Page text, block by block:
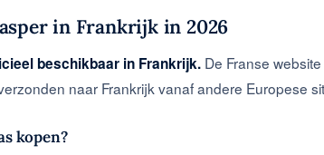
in Frankrijk in 2026
beschikbaar in Frankrijk. De Franse
naar Frankrijk vanaf andere Europese
kopen?